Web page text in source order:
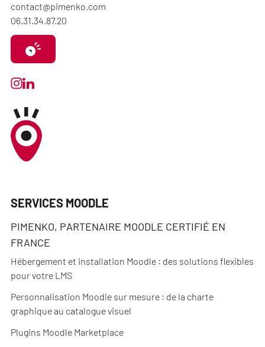
contact@pimenko.com
06.31.34.87.20
SERVICES MOODLE
PIMENKO, PARTENAIRE MOODLE CERTIFIÉ EN
FRANCE
Hébergement et installation Moodle : des solutions flexibles
pour votre LMS
Personnalisation Moodle sur mesure : de la charte
graphique au catalogue visuel
Plugins Moodle Marketplace